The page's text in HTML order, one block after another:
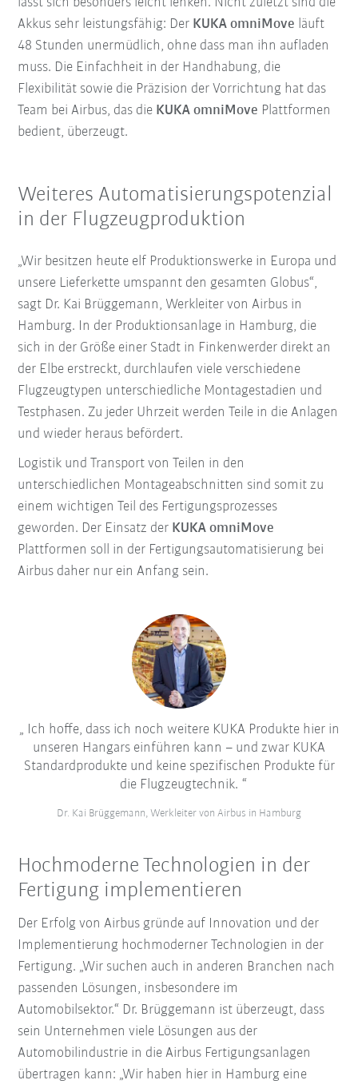
Akkus sehr leistungsfähig: Der KUKA omniMove läuft
48 Stunden unermüdlich, ohne dass man ihn aufladen
muss. Die Einfachheit in der Handhabung, die
Flexibilität sowie die Präzision der Vorrichtung hat das
Team bei Airbus, das die KUKA omniMove Plattformen
bedient, überzeugt.
Weiteres Automatisierungspotenzial
in der Flugzeugproduktion
„Wir besitzen heute elf Produktionswerke in Europa und
unsere Lieferkette umspannt den gesamten Globus“,
sagt Dr. Kai Brüggemann, Werkleiter von Airbus in
Hamburg. In der Produktionsanlage in Hamburg, die
sich in der Größe einer Stadt in Finkenwerder direkt an
der Elbe erstreckt, durchlaufen viele verschiedene
Flugzeugtypen unterschiedliche Montagestadien und
Testphasen. Zu jeder Uhrzeit werden Teile in die Anlagen
und wieder heraus befördert.
Logistik und Transport von Teilen in den
unterschiedlichen Montageabschnitten sind somit zu
einem wichtigen Teil des Fertigungsprozesses
geworden. Der Einsatz der KUKA omniMove
Plattformen soll in der Fertigungsautomatisierung bei
Airbus daher nur ein Anfang sein.
Ich hoffe, dass ich noch weitere KUKA Produkte hier in
unseren Hangars einführen kann – und zwar KUKA
Standardprodukte und keine spezifischen Produkte für
die Flugzeugtechnik.
Dr. Kai Brüggemann, Werkleiter von Airbus in Hamburg
Hochmoderne Technologien in der
Fertigung implementieren
Der Erfolg von Airbus gründe auf Innovation und der
Implementierung hochmoderner Technologien in der
Fertigung. „Wir suchen auch in anderen Branchen nach
passenden Lösungen, insbesondere im
Automobilsektor.“ Dr. Brüggemann ist überzeugt, dass
sein Unternehmen viele Lösungen aus der
Automobilindustrie in die Airbus Fertigungsanlagen
übertragen kann: „Wir haben hier in Hamburg eine